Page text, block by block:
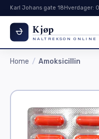
Karl Johans gate 18Hverdager:
Kjøp
NALTREKSON ONLINE
Home Amoksicillin